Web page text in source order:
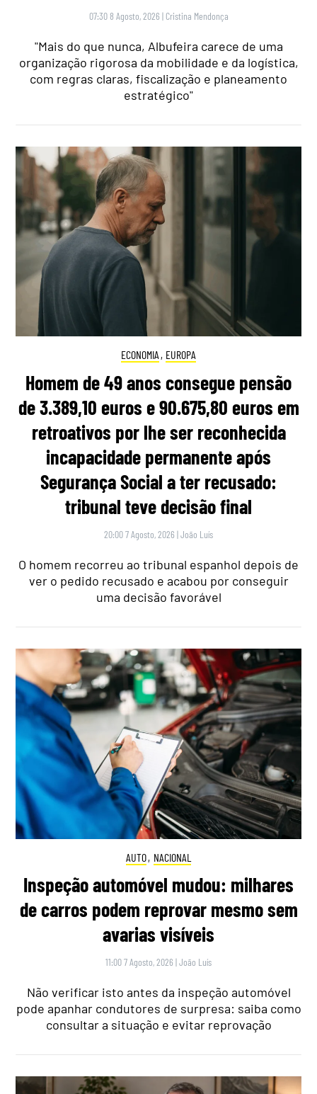
07:30 8 Agosto, 2026 | Cristina Mendonça
"Mais do que nunca, Albufeira carece de uma
organização rigorosa da mobilidade e da logística,
com regras claras, fiscalização e planeamento
estratégico"
ECONOMIA , EUROPA
Homem de 49 anos consegue pensão
de 3.389,10 euros e 90.675,80 euros em
retroativos por lhe ser reconhecida
incapacidade permanente após
Segurança Social a ter recusado:
tribunal teve decisão final
20:00 7 Agosto, 2026 |João Luís
O homem recorreu ao tribunal espanhol depois de
ver o pedido recusado e acabou por conseguir
uma decisão favorável
AUTO, NACIONAL
Inspeção automóvel mudou: milhares
de carros podem reprovar mesmo sem
avarias visíveis
11:00 7 Agosto, 2026 |João Luís
Não verificar isto antes da inspeção automóvel
pode apanhar condutores de surpresa: saiba como
consultar a situação e evitar reprovação